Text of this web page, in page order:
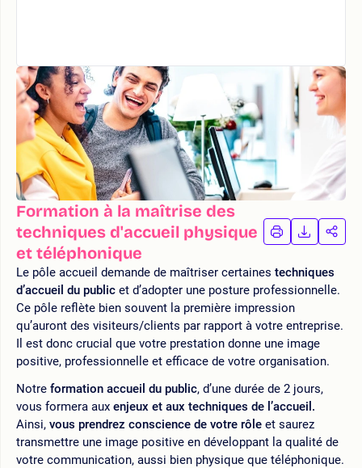
Formation à la maîtrise des
techniques d'accueil physique
et téléphonique
IMPRIMER
LA
LA
Le pôle accueil demande de maîtriser certaines techniques
d’accueil du public et d’adopter une posture professionnelle.
Ce pôle reflète bien souvent la première impression
qu’auront des visiteurs/clients par rapport à votre entreprise.
Il est donc crucial que votre prestation donne une image
positive, professionnelle et efficace de votre organisation.
Notre formation accueil du public, d’une durée de 2 jours,
vous formera aux enjeux et aux techniques de l’accueil.
Ainsi, vous prendrez conscience de votre rôle et saurez
transmettre une image positive en développant la qualité de
votre communication, aussi bien physique que téléphonique.